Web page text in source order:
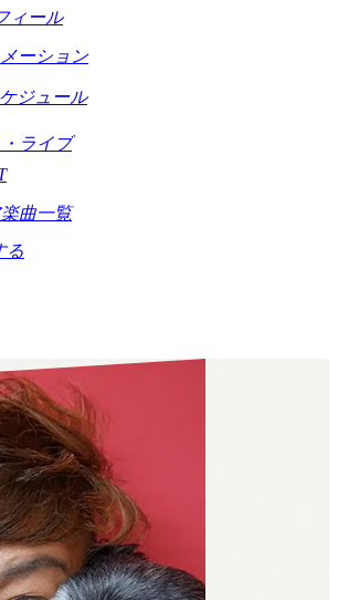
ィール
ーション
ジュール
ライブ
曲一覧
る